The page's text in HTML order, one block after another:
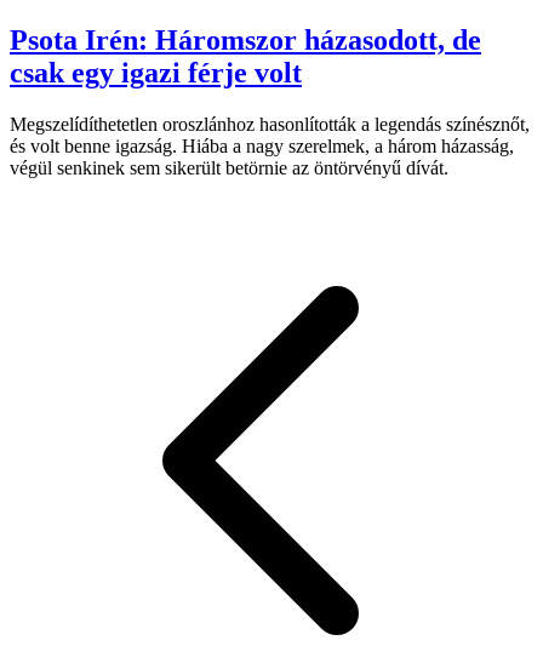
Psota Irén: Háromszor házasodott, de
csak egy igazi férje volt
Megszelídíthetetlen oroszlánhoz hasonlították a legendás színésznőt,
és volt benne igazság. Hiába a nagy szerelmek, a három házasság,
végül senkinek sem sikerült betörnie az öntörvényű dívát.